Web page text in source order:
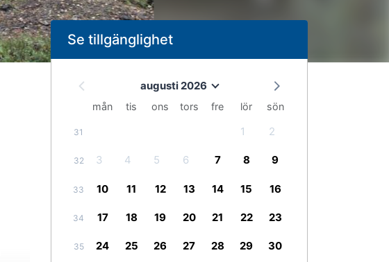
Se tillgänglighet
augusti 2026
mån tis ons tors fre lör sön
31 1 2
32 3 4 5 6 7 8 9
33 10 11 12 13 14 15 16
34 17 18 19 20 21 22 23
35 24 25 26 27 28 29 30